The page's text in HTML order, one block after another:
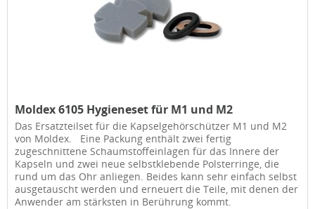
Moldex 6105 Hygieneset für M1 und M2
Das Ersatzteilset für die Kapselgehörschützer M1 und M2
von Moldex. Eine Packung enthält zwei fertig
zugeschnittene Schaumstoffeinlagen für das Innere der
Kapseln und zwei neue selbstklebende Polsterringe, die
rund um das Ohr anliegen. Beides kann sehr einfach selbst
ausgetauscht werden und erneuert die Teile, mit denen der
Anwender am stärksten in Berührung kommt.